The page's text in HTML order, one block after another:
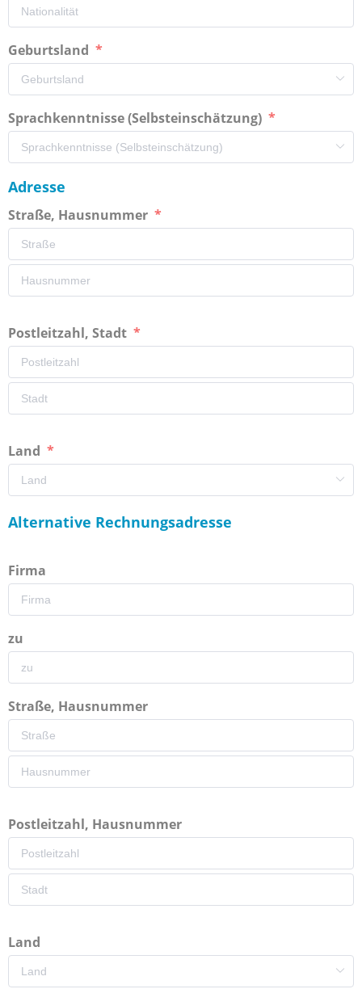
Geburtsland
Sprachkenntnisse (Selbsteinschätzung)
Adresse
Straße, Hausnummer
Postleitzahl, Stadt
Land
Alternative Rechnungsadresse
Firma
zu
Straße, Hausnummer
Postleitzahl, Hausnummer
Land